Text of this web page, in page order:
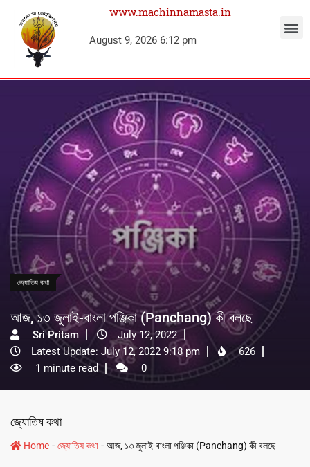
www.machinnamasta.in
August 9, 2026 6:12 pm
জ্যোতিষ কথা
আজ, ১৩ জুলাই-বাংলা পঞ্জিকা (Panchang) কী বলছে
Sri Pritam
July 12, 2022
Latest Update: July 12, 2022 9:18 pm
626
1 minute read
0
জ্যোতিষ কথা
Home - জ্যোতিষ কথা - আজ, ১৩ জুলাই-বাংলা পঞ্জিকা (Panchang) কী বলছে